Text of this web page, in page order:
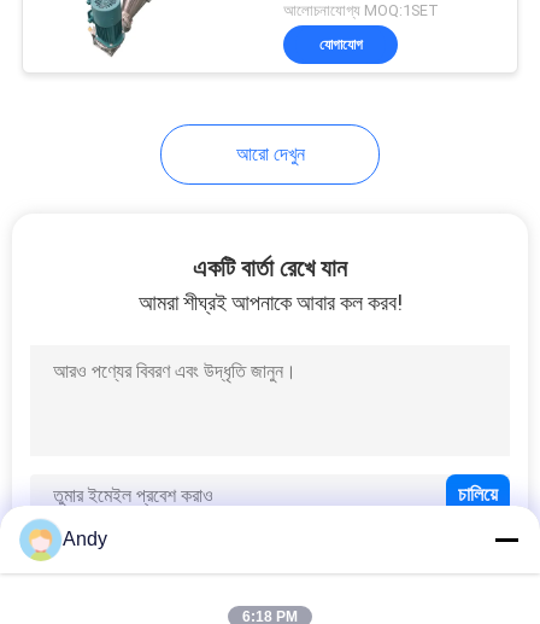
আলোচনাযোগ্য MOQ:1SET
যোগাযোগ
আরো দেখুন
একটি বার্তা রেখে যান
আমরা শীঘ্রই আপনাকে আবার কল করব!
Andy
6:18 PM